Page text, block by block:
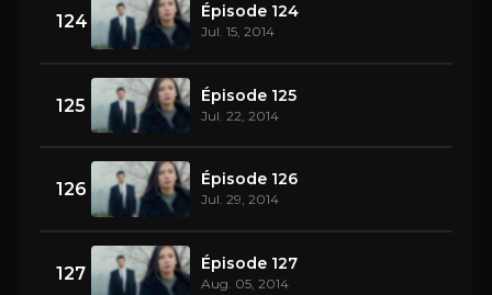
124 Épisode 124
Jul. 15, 2014
125 Épisode 125
Jul. 22, 2014
126 Épisode 126
Jul. 29, 2014
127 Épisode 127
Aug. 05, 2014